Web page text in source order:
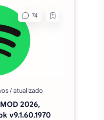
2026,
v9.1.60.1970